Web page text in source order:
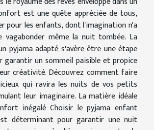
est une quête appréciée de tous,
pour les enfants, dont l'imagination n'a
vagabonder même la nuit tombée. La
pyjama adapté s'avère être une étape
garantir un sommeil paisible et propice
créativité. Découvrez comment faire
qui ravira les nuits de vos petits
leur imaginaire. La matière idéale
inégalé Choisir le pyjama enfant
déterminant pour garantir une nuit